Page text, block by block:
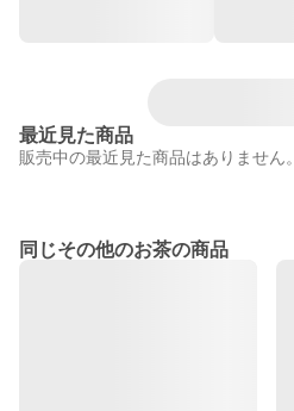
最近見た商品
販売中の最近見た商品はありません。
同じその他のお茶の商品